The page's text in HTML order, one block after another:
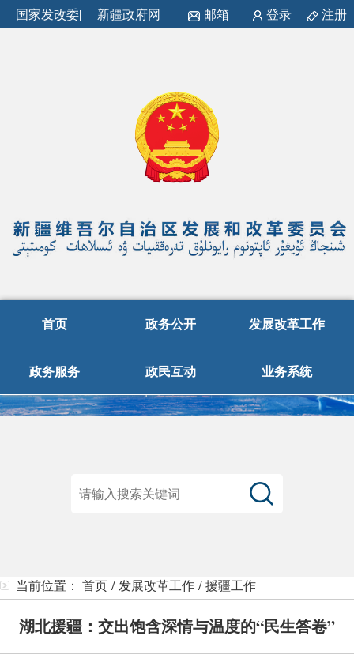
国家发改委| 新疆政府网 邮箱 登录 注册
首页 政务公开 发展改革工作
政务服务 政民互动 业务系统
当前位置： 首页 / 发展改革工作 /援疆工作
湖北援疆：交出饱含深情与温度的“民生答卷”